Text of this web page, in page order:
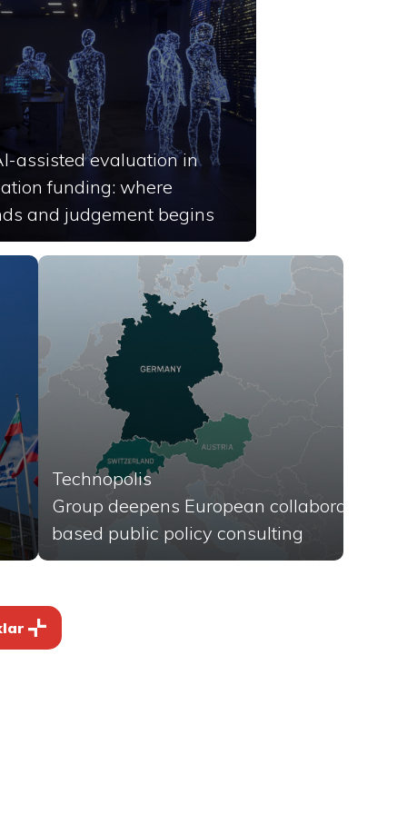
assisted evaluation in
funding: where
and judgement begins
Technopolis
Group deepens European collaboration in
based public policy consulting